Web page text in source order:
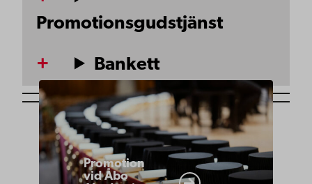
Promotionsgudstjänst
Bankett
Promotion
vid Åbo
https://www.abo.fi/om-
abo-
akademi/akademiska-
traditioner/promotion/